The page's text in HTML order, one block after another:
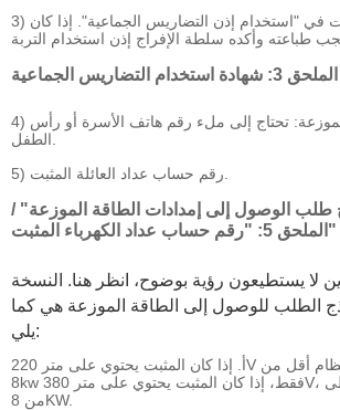
3) غير مسموح بالتغييرات في "استخدام إذن التضاريس الجماعية". إذا كان
الملحق 3: شهادة استخدام التضاريس الجماعية
4) نموذج طلب الطاقة الموزعة: تحتاج إلى ملء رقم هاتف الأسرة أو رأس
"نموذج طلب الوصول إلى إمدادات الطاقة الموزعة" /
الملحق 5: "رقم حساب عداد الكهرباء المثبت"
لا يستطيعون رؤية بوضوح، انظر هنا. النسخة
الطلب للوصول إلى الطاقة الموزعة هي كما
يلي:
أ. إذا كان المثبت يحتوي على متر 220V فقط، فيمكنك تثبيت نظام أقل من
8kw فقط، إذا كان المثبت يحتوي على متر 380V، فيمكنه تثبيت نظام أعلى
من 8KW.